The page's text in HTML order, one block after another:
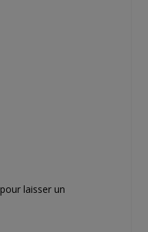
pour laisser un